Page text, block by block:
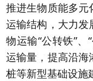
推进生物质能多元
运输结构，大力发
物运输“公转铁”
运输量，提高沿海
桩等新型基础设施